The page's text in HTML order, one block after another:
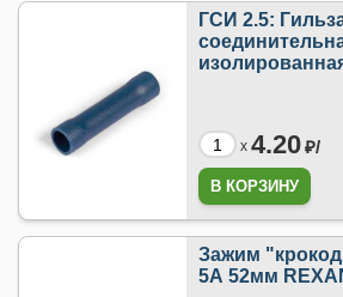
ГСИ 2.5:
x 4.20₽/
Зажим
5А 52мм